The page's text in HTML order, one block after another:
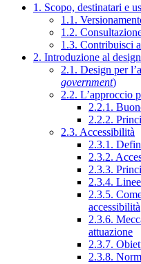
1. Scopo, destinatari e
1.1.
1.2.
1.3. Contribuisci
2. Introduzione al
2.1. Design per
government)
2.2. L’approccio
2.2.1.
2.2.2.
2.3. Accessibilità
2.3.1.
2.3.2.
2.3.3.
2.3.4.
2.3.5.
accessibilità
2.3.6.
attuazione
2.3.7.
2.3.8.